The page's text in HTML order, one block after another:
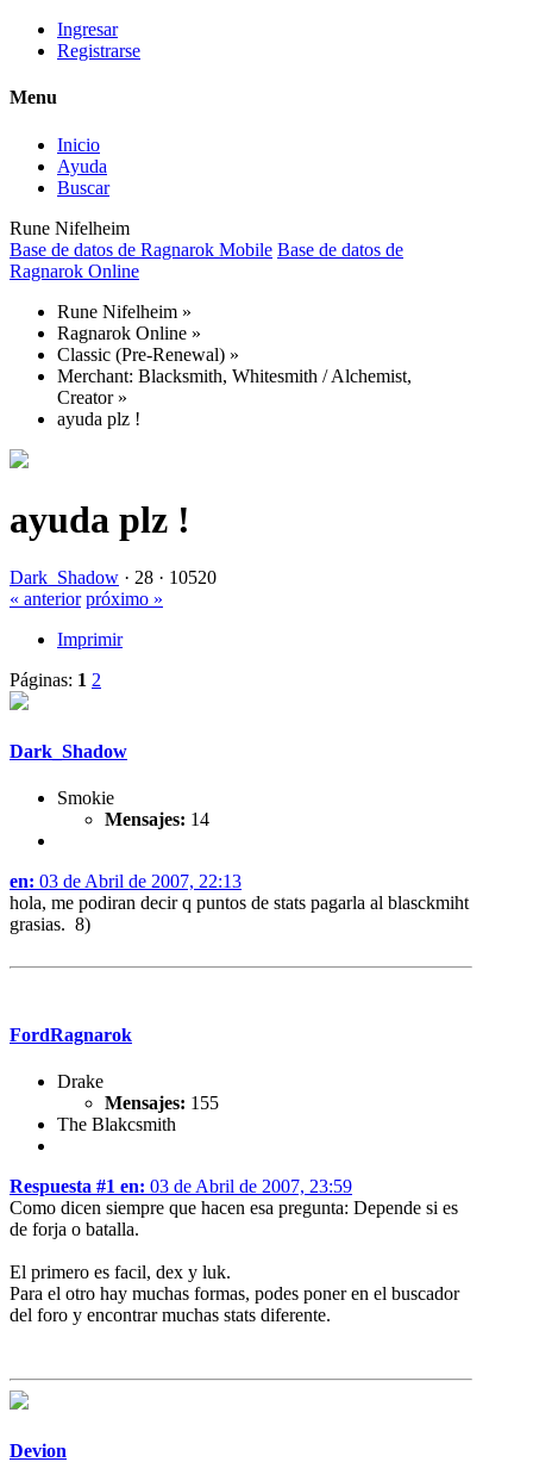
Ingresar
Registrarse
Menu
Inicio
Ayuda
Buscar
Rune Nifelheim
Base de datos de Ragnarok Mobile Base de datos de
Ragnarok Online
Rune Nifelheim »
Ragnarok Online »
Classic (Pre-Renewal) »
Merchant: Blacksmith, Whitesmith / Alchemist,
Creator»
ayuda plz !
ayuda plz !
Dark_Shadow · 28 · 10520
« anterior próximo »
Imprimir
Páginas: 1 2
Dark_Shadow
Smokie
Mensajes: 14
en: 03 de Abril de 2007, 22:13
hola, me podiran decir q puntos de stats pagarla al blasckmiht
grasias. 8)
FordRagnarok
Drake
Mensajes: 155
The Blakcsmith
Respuesta #1 en: 03 de Abril de 2007, 23:59
Como dicen siempre que hacen esa pregunta: Depende si es
de forja o batalla.
El primero es facil, dex y luk.
Para el otro hay muchas formas, podes poner en el buscador
del foro y encontrar muchas stats diferente.
Devion